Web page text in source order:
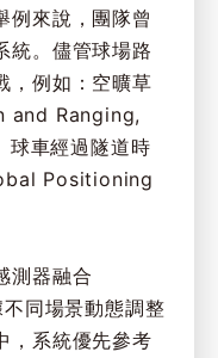
例來說，團隊曾
統。儘管球場路
，例如：空曠草
and Ranging,
球車經過隧道時
Positioning
測器融合
同場景動態調整
，系統優先參考